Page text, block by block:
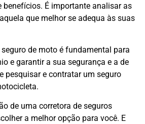
benefícios. É importante analisar as
que melhor se adequa às suas
de moto é fundamental para
e garantir a sua segurança e a de
pesquisar e contratar um seguro
de uma corretora de seguros
a melhor opção para você. E